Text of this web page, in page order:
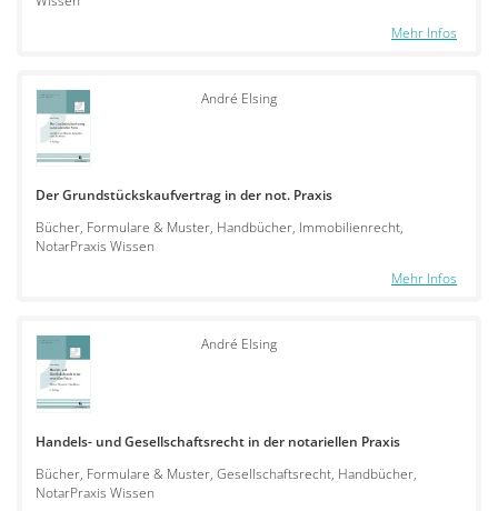
Mehr Infos
André Elsing
Der Grundstückskaufvertrag in der not. Praxis
Bücher, Formulare & Muster, Handbücher, Immobilienrecht,
NotarPraxis Wissen
Mehr Infos
André Elsing
Handels- und Gesellschaftsrecht in der notariellen Praxis
Bücher, Formulare & Muster, Gesellschaftsrecht, Handbücher,
NotarPraxis Wissen